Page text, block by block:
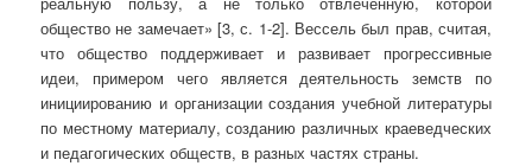
общество не замечает» [3, с. 1-2]. Вессель был прав, считая,
что общество поддерживает и развивает прогрессивные
идеи, примером чего является деятельность земств по
инициированию и организации создания учебной литературы
по местному материалу, созданию различных краеведческих
и педагогических обществ, в разных частях страны.